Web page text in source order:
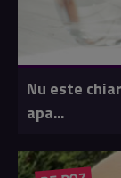
Nu este
apa...